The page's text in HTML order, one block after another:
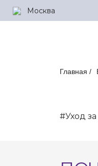
Москва
Главная
#Уход